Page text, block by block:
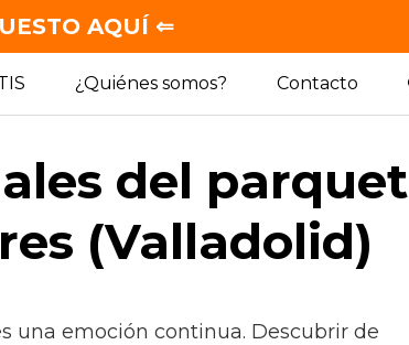
¿Quiénes somos? Contacto
del parquet
(Valladolid)
una emoción continua. Descubrir de
AQUÍ ⇐